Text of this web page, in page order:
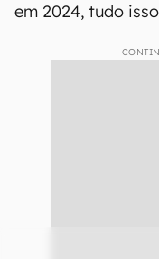
em 2024, tudo